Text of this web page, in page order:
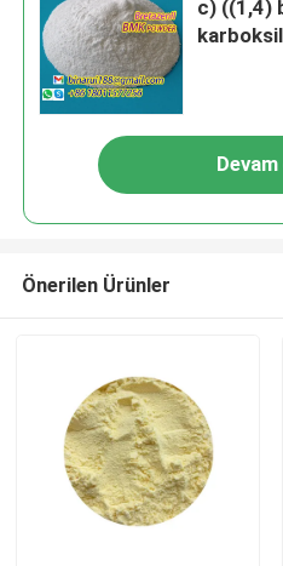
c) ((1,4)
Önerilen Ürünler